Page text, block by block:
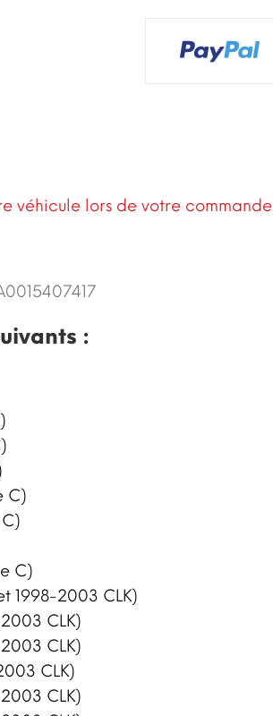
véhicule lors de votre commande
:
C)
C)
1998-2003 CLK)
CLK)
CLK)
CLK)
CLK)